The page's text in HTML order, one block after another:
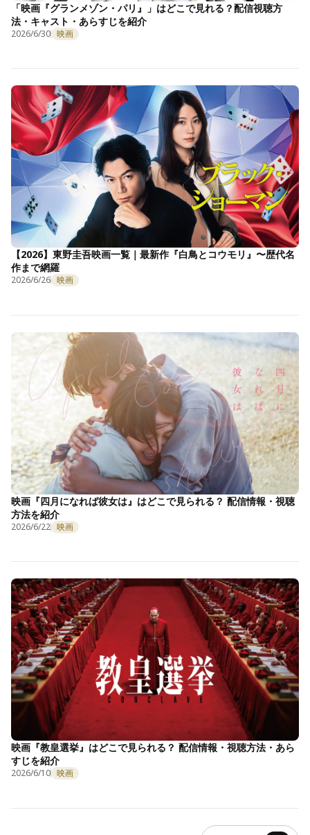
「映画『グランメゾン・パリ』」はどこで見れる？配信視聴方
法・キャスト・あらすじを紹介
2026/6/30 映画
【2026】東野圭吾映画一覧｜最新作『白鳥とコウモリ』〜歴代名
作まで網羅
2026/6/26 映画
映画『四月になれば彼女は』はどこで見られる？ 配信情報・視聴
方法を紹介
2026/6/22 映画
映画『教皇選挙』はどこで見られる？ 配信情報・視聴方法・あら
すじを紹介
2026/6/10 映画